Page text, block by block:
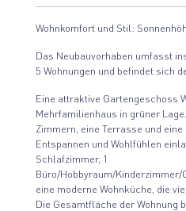
Wohnkomfort und Stil:
Das Neubauvorhaben umfasst
5 Wohnungen und befindet sich
Eine attraktive Gartengeschoss
Mehrfamilienhaus in grüner
Zimmern, eine Terrasse und
Entspannen und Wohlfühlen
Schlafzimmer, 1
Büro/Hobbyraum/Kinderzimmer/
eine moderne Wohnküche, die
Die Gesamtfläche der Wohnung